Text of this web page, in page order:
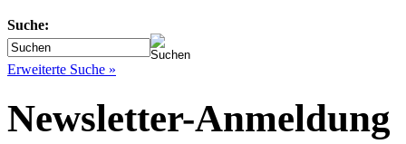
Suche:
Erweiterte Suche »
Newsletter-Anmeldung